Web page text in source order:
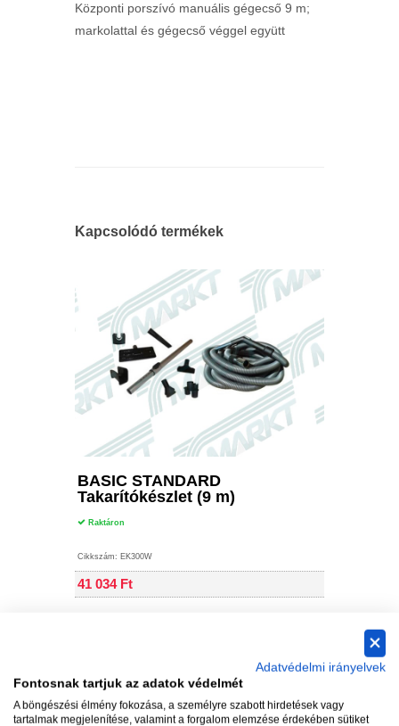
Központi porszívó manuális gégecső 9 m;
markolattal és gégecső véggel együtt
Kapcsolódó termékek
Kosárba
BASIC STANDARD
Takarítókészlet (9 m)
Raktáron
Cikkszám: EK300W
41 034 Ft
Adatvédelmi irányelvek
Fontosnak tartjuk az adatok védelmét
A böngészési élmény fokozása, a személyre szabott hirdetések vagy
tartalmak megjelenítése, valamint a forgalom elemzése érdekében sütiket